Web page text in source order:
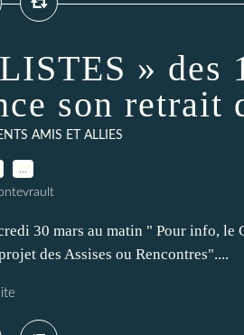
» des
son retrait
AMIS ET ALLIES
30 mars au matin " Pour info, le
des Assises ou Rencontres"....